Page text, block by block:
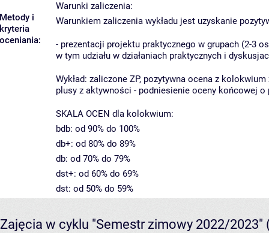
Metody i
kryteria
oceniania:
Warunki zaliczenia:
Warunkiem zaliczenia wykładu jest uzyskanie
- prezentacji projektu praktycznego w grupach (2-3
w tym udziału w działaniach praktycznych i
Wykład: zaliczone ZP, pozytywna ocena z
plusy z aktywności - podniesienie oceny końcowej o
SKALA OCEN dla kolokwium:
bdb: od 90% do 100%
db+: od 80% do 89%
db: od 70% do 79%
dst+: od 60% do 69%
dst: od 50% do 59%
Zajęcia w cyklu "Semestr zimowy 2022/2023"